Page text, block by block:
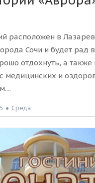
расположен в
Сочи и будет рад
отдохнуть, а также
медицинских и
● Среда